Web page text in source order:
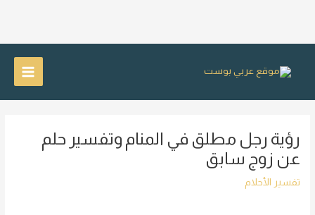
Main
رؤية رجل مطلق في المنام وتفسير حلم
عن زوج سابق
تفسير الأحلام